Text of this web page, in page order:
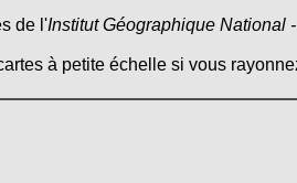
de l'Institut Géographique National
à petite échelle si vous